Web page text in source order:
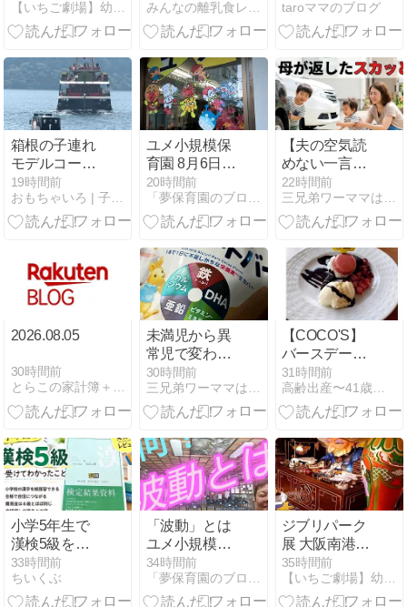
ますか？
ャンホンポや
西松屋での販
査！
taroママのブログ
箱根の子連れ
モデルコース
2泊3日｜3歳
と回った8ス
ポット、当た
19時間前
おもちゃいろ | 子供向け知育玩具を厳選解説＆レビュー
ユメ小規模保
育園 8月6日
（木）
20時間前
「夢保育園のブログ」（大阪府高槻市）〜人間教育〜
【夫の空気読
めない一言】
ワンオペ育児
の遊ばせなき
ゃいいじゃ
妻のスカッ
と？一言
22時間前
三兄弟ワーママは元同居嫁
2026.08.05
30時間前
とらこの家計簿＋∞
未満児から異
常児で変わっ
た保育園連続
登園！
30時間前
三兄弟ワーママは元同居嫁
【COCO'S】
バースデーデ
ザートプレー
ト＆ラスカル
31時間前
高齢出産〜41歳で妊娠〜その後。
小学5年生で
漢検5級を受
験！小学校の
漢字総復習に
感じたメリッ
33時間前
ちいくぶ
「波動」とは
ユメ小規模保
育園
34時間前
「夢保育園のブログ」（大阪府高槻市）〜人間教育〜
ジブリパーク
展 大阪南港
ATCギャラリ
ー
35時間前
【いちご劇場】幼稚園・保育園専門：イベント★出張★公演